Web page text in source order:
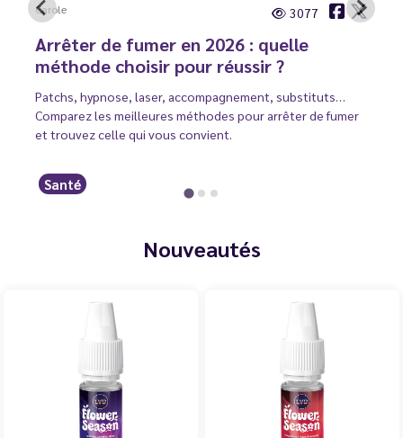
Carole 3077
Arrêter de fumer en 2026 : quelle
méthode choisir pour réussir ?
Patchs, hypnose, laser, accompagnement, substituts…
Comparez les meilleures méthodes pour arrêter de fumer
et trouvez celle qui vous convient.
Santé
Nouveautés